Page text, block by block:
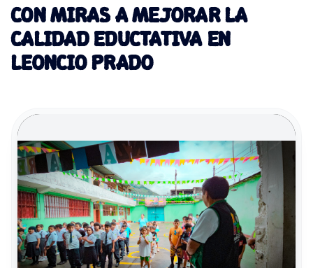
CON MIRAS A MEJORAR LA
CALIDAD EDUCTATIVA EN
LEONCIO PRADO